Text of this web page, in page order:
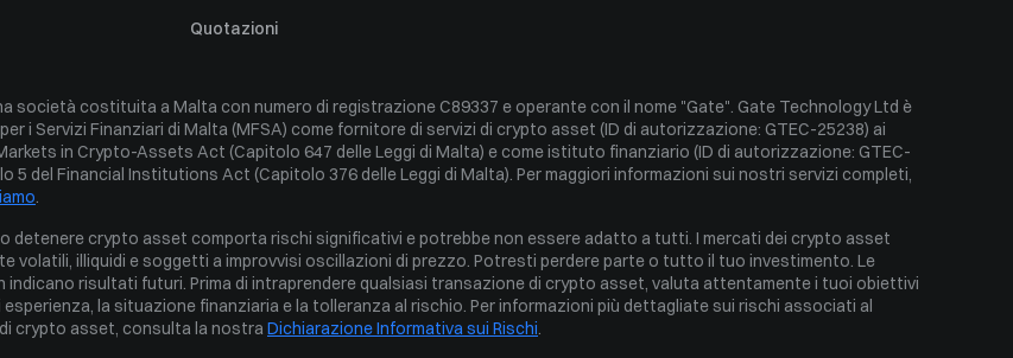
Quotazioni
società costituita a Malta con numero di registrazione C89337 e operante con il nome "Gate". Gate Technology Ltd è
i Servizi Finanziari di Malta (MFSA) come fornitore di servizi di crypto asset (ID di autorizzazione: GTEC-25238) ai
in Crypto-Assets Act (Capitolo 647 delle Leggi di Malta) e come istituto finanziario (ID di autorizzazione: GTEC-
5 del Financial Institutions Act (Capitolo 376 delle Leggi di Malta). Per maggiori informazioni sui nostri servizi completi,
.
o detenere crypto asset comporta rischi significativi e potrebbe non essere adatto a tutti. I mercati dei crypto asset
volatili, illiquidi e soggetti a improvvisi oscillazioni di prezzo. Potresti perdere parte o tutto il tuo investimento. Le
indicano risultati futuri. Prima di intraprendere qualsiasi transazione di crypto asset, valuta attentamente i tuoi obiettivi
esperienza, la situazione finanziaria e la tolleranza al rischio. Per informazioni più dettagliate sui rischi associati al
crypto asset, consulta la nostra Dichiarazione Informativa sui Rischi.